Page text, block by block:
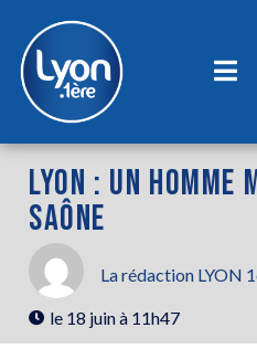
LYON : UN HOMME
SAÔNE
La rédaction LYON
le 18 juin à 11h47